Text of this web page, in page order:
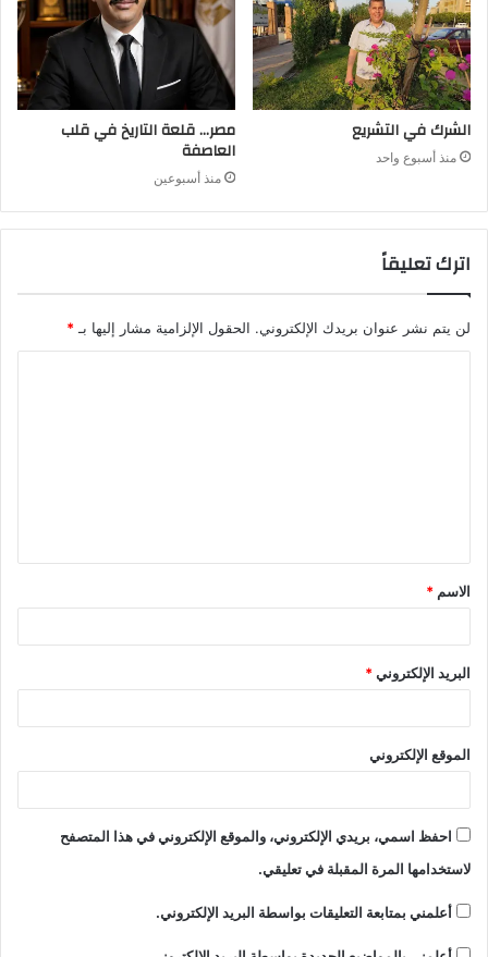
الشرك في التشريع
منذ أسبوع واحد
مصر… قلعة التاريخ في قلب
العاصفة
منذ أسبوعين
اترك تعليقاً
لن يتم نشر عنوان بريدك الإلكتروني. الحقول الإلزامية مشار إليها بـ *
الاسم *
البريد الإلكتروني*
الموقع الإلكتروني
احفظ اسمي، بريدي الإلكتروني، والموقع الإلكتروني في هذا المتصفح
لاستخدامها المرة المقبلة في تعليقي.
أعلمني بمتابعة التعليقات بواسطة البريد الإلكتروني.